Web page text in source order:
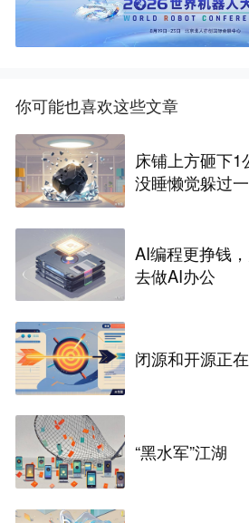
你可能也喜欢这些文章
床铺上方砸下1
没睡懒觉躲过
AI编程更挣钱
去做AI办公
闭源和开源正
“黑水军”江湖